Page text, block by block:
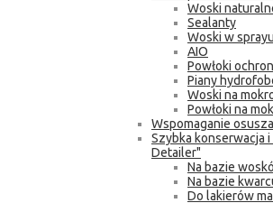
Woski
Sealanty
Woski w sprayu
AIO
Powłoki
Piany
Woski na
Powłoki na
Wspomaganie
Szybka konserwacja
Detailer"
Na bazie
Na bazie
Do lakierów